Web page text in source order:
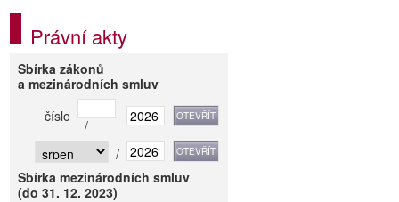
Právní akty
Sbírka zákonů
a mezinárodních smluv
číslo
/
/
Sbírka mezinárodních smluv
(do 31. 12. 2023)